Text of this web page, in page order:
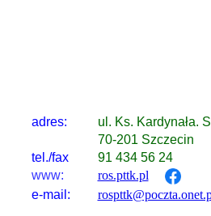
adres:
ul. Ks. Kardynała.
70-201 Szczecin
tel./fax
91 434 56 24
www:
ros.pttk.pl
e-mail: